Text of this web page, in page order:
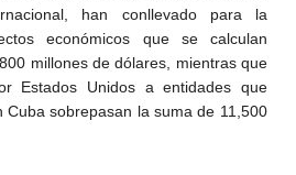
han conllevado para la
económicos que se calculan
millones de dólares, mientras que
Estados Unidos a entidades que
Cuba sobrepasan la suma de 11,500